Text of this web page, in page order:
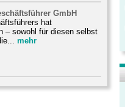
GmbH
hat
– sowohl für diesen selbst
mehr